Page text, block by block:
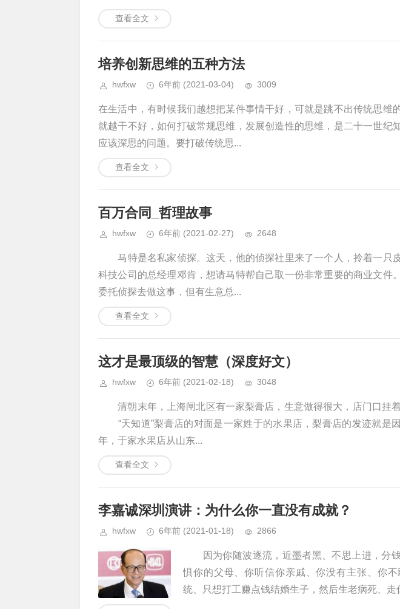
查看全文
培养创新思维的五种方法
hwfxw 6年前 (2021-03-04) 3009
在生活中，有时候我们越想把某件事情干好，可就是跳不出传统思维
就越干不好，如何打破常规思维，发展创造性的思维，是二十一世纪
应该深思的问题。要打破传统思...
查看全文
百万合同_哲理故事
hwfxw 6年前 (2021-02-27) 2648
马特是名私家侦探。这天，他的侦探社里来了一个人，拎着一只
科技公司的总经理邓肯，想请马特帮自己取一份非常重要的商业文
委托侦探去做这事，但有生意总...
查看全文
这才是最顶级的智慧（深度好文）
hwfxw 6年前 (2021-02-18) 3048
清朝末年，上海闸北区有一家梨膏店，生意做得很大，店门口挂着
“天知道”梨膏店的对面是一家姓于的水果店，梨膏店的发迹就
年，于家水果店从山东...
查看全文
李嘉诚深圳演讲：为什么你一直没有成就？
hwfxw 6年前 (2021-01-18) 2866
因为你随波逐流，近墨者黑、不思上进，分
惧你的父母、你听信你亲戚、你没有主张、你
统、只想打工赚点钱结婚生子，然后生老病死、走